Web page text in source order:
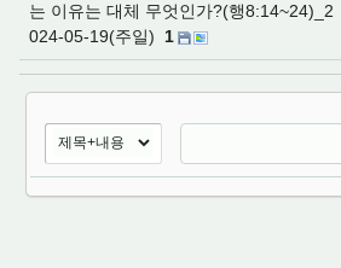
는 이유는 대체 무엇인가?(행8:14~24)_2
024-05-19(주일)
1